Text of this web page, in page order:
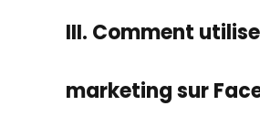
III. Comment
marketing sur